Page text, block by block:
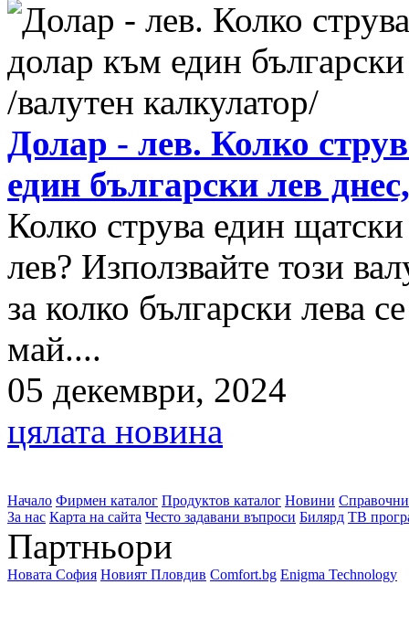
Долар - лев. Колко
един български лев
Колко струва един
лев? Използвайте този
за колко български лева
май....
05 декември, 2024
цялата новина
Начало Фирмен каталог Продуктов каталог Новини
За нас Карта на сайта Често задавани въпроси Билярд ТВ
Партньори
Новата София Новият Пловдив Comfort.bg Enigma Technology